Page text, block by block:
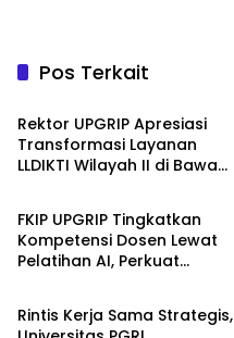
Pos Terkait
Pendidikan
Rektor UPGRIP Apresiasi
Transformasi Layanan
LLDIKTI Wilayah II di Bawah
Pendidikan
FKIP UPGRIP Tingkatkan
Kompetensi Dosen Lewat
Pelatihan AI, Perkuat
Pendidikan
Rintis Kerja Sama Strategis,